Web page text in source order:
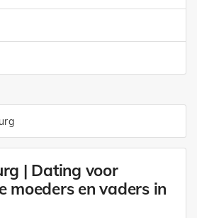
| Dating voor
moeders en vaders in